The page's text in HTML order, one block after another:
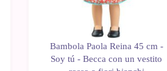
Bambola Paola Reina 45 cm -
Soy tú - Becca con un vestito